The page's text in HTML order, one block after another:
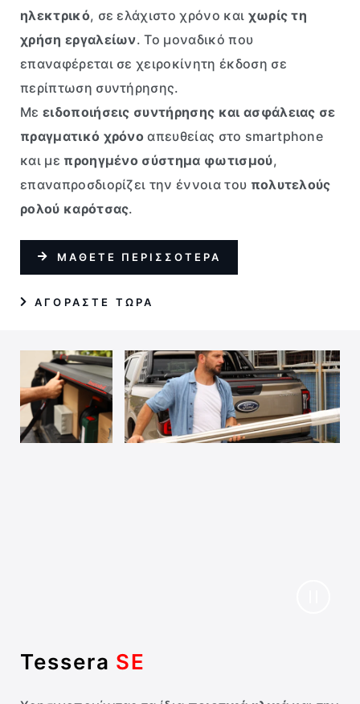
ηλεκτρικό, σε ελάχιστο χρόνο και χωρίς τη
χρήση εργαλείων. Το μοναδικό που
επαναφέρεται σε χειροκίνητη έκδοση σε
περίπτωση συντήρησης.
Με ειδοποιήσεις συντήρησης και ασφάλειας σε
πραγματικό χρόνο απευθείας στο smartphone
και με προηγμένο σύστημα φωτισμού,
επαναπροσδιορίζει την έννοια του πολυτελούς
ρολού καρότσας.
ΜΑΘΕΤΕ ΠΕΡΙΣΣΟΤΕΡΑ
AΓΟΡΑΣΤΕ ΤΩΡΑ
Tessera SE